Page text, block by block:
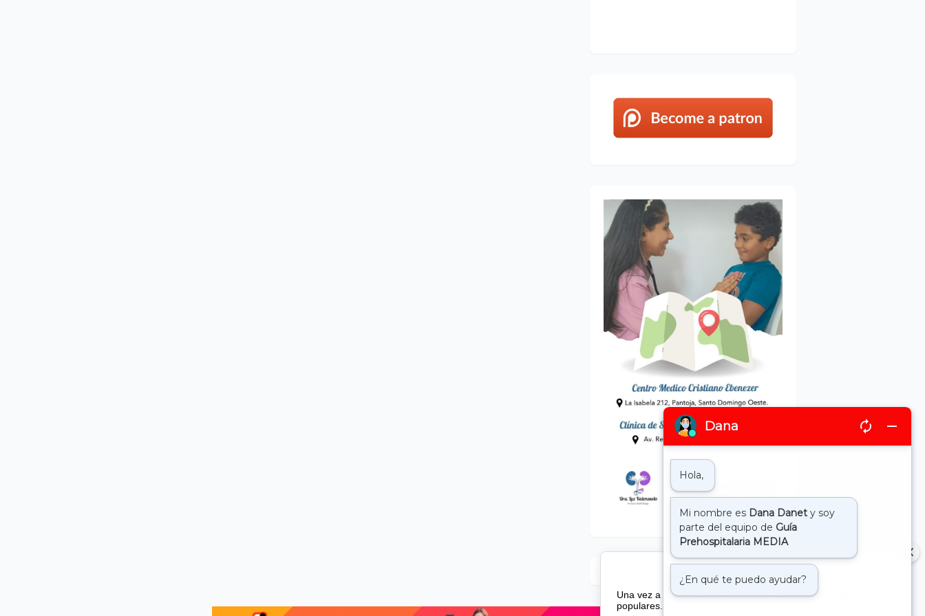
Suscribete a nuestro boletin
Una vez a la semana enviamos un correo con los artículos más
populares.